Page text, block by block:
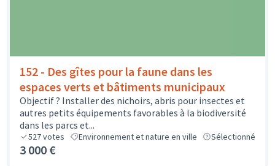
152 - Des gîtes pour la faune dans les
espaces verts et bâtiments municipaux
Objectif ? Installer des nichoirs, abris pour insectes et
autres petits équipements favorables à la biodiversité
dans les parcs et...
527votes Environnement et nature en ville Sélectionné
3 000 €